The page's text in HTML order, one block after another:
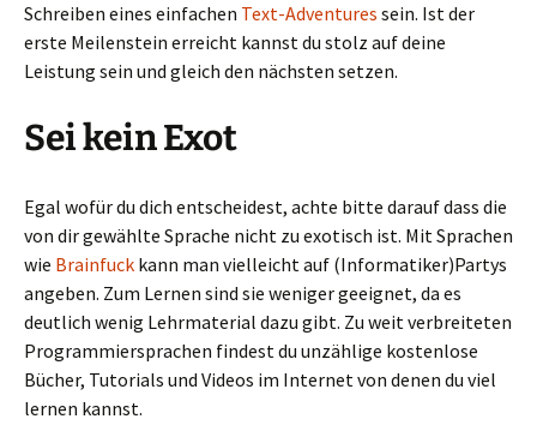
Schreiben eines einfachen Text-Adventures sein. Ist der
erste Meilenstein erreicht kannst du stolz auf deine
Leistung sein und gleich den nächsten setzen.
Sei kein Exot
Egal wofür du dich entscheidest, achte bitte darauf dass die
von dir gewählte Sprache nicht zu exotisch ist. Mit Sprachen
wie Brainfuck kann man vielleicht auf (Informatiker)Partys
angeben. Zum Lernen sind sie weniger geeignet, da es
deutlich wenig Lehrmaterial dazu gibt. Zu weit verbreiteten
Programmiersprachen findest du unzählige kostenlose
Bücher, Tutorials und Videos im Internet von denen du viel
lernen kannst.